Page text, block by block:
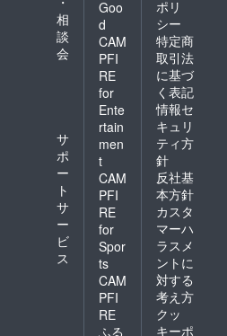
相
談
会
サ
ポ
ー
ト
サ
ー
ビ
ス
Goo
d
CAM
PFI
RE
for
Ente
rtain
men
t
CAM
PFI
RE
for
Spor
ts
CAM
PFI
RE
ふる
ポリ
シー
特定商
取引法
に基づ
く表記
情報セ
キュリ
ティ方
針
反社基
本方針
カスタ
マーハ
ラスメ
ントに
対する
考え方
クッ
キーポ